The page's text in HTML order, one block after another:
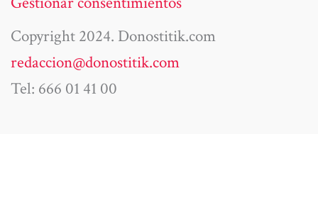
Copyright 2024. Donostitik.com
redaccion@donostitik.com
Tel: 666 01 41 00